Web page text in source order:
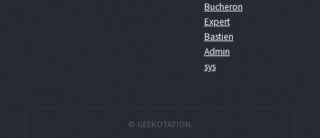
Bucheron
Expert
Bastien
Admin
sys
© GEEKOTATION.